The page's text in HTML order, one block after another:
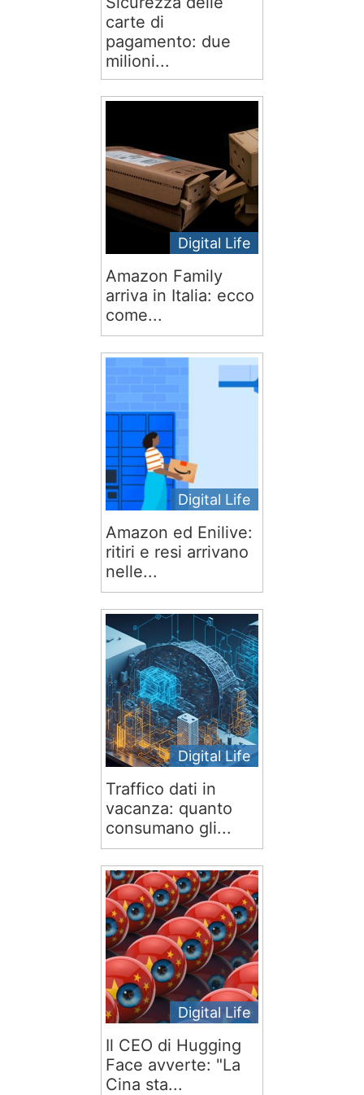
carte di
pagamento: due
milioni...
Digital Life
Amazon Family
arriva in Italia: ecco
come...
Digital Life
Amazon ed Enilive:
ritiri e resi arrivano
nelle...
Digital Life
Traffico dati in
vacanza: quanto
consumano gli...
Digital Life
Il CEO di Hugging
Face avverte: "La
Cina sta...